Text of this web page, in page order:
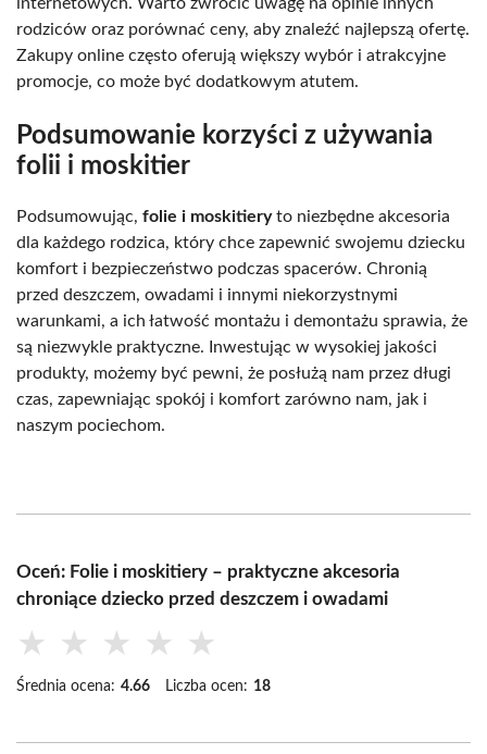
rodziców oraz porównać ceny, aby znaleźć najlepszą ofertę.
Zakupy online często oferują większy wybór i atrakcyjne
promocje, co może być dodatkowym atutem.
Podsumowanie korzyści z używania
folii i moskitier
Podsumowując, folie i moskitieryto niezbędne akcesoria
dla każdego rodzica, który chce zapewnić swojemu dziecku
komfort i bezpieczeństwo podczas spacerów. Chronią
przed deszczem, owadami i innymi niekorzystnymi
warunkami, a ich łatwość montażu i demontażu sprawia, że
są niezwykle praktyczne. Inwestując w wysokiej jakości
produkty, możemy być pewni, że posłużą nam przez długi
czas, zapewniając spokój i komfort zarówno nam, jak i
naszym pociechom.
Oceń: Folie i moskitiery – praktyczne akcesoria
chroniące dziecko przed deszczem i owadami
★ ★ ★ ★ ★
Średnia ocena: 4.66 Liczba ocen: 18